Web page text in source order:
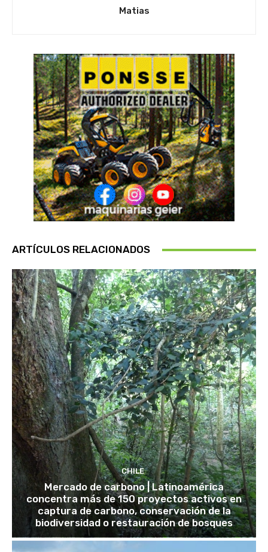
Matias
ARTÍCULOS RELACIONADOS
CHILE
Mercado de carbono | Latinoamérica
concentra más de 150 proyectos activos en
captura de carbono, conservación de la
biodiversidad o restauración de bosques